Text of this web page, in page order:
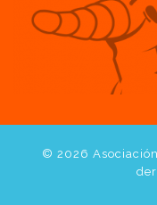
© 2026